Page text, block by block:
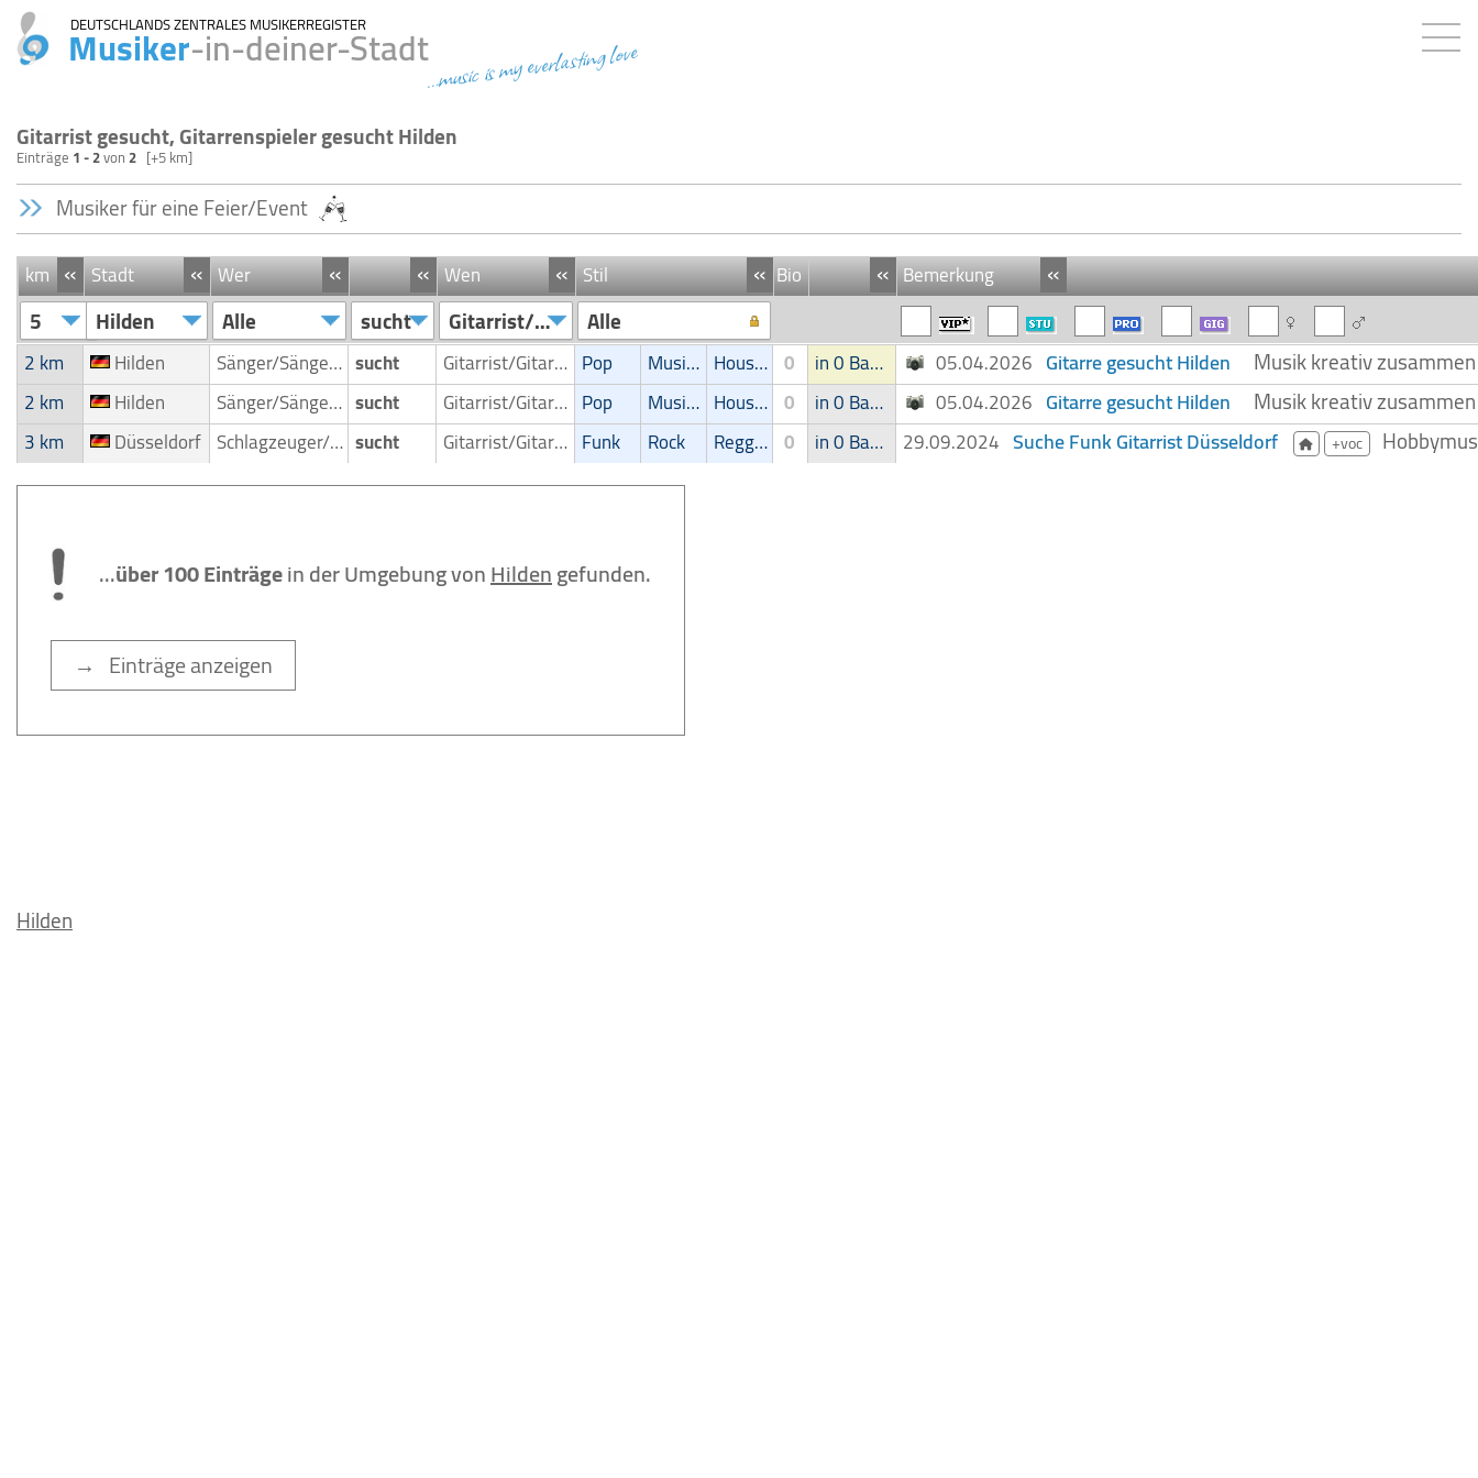
DEUTSCHLANDS ZENTRALES MUSIKERREGISTER
Musiker-in-deiner-Stadt...music is my everlasting love
Gitarrist gesucht, Gitarrenspieler gesucht Hilden
Einträge 1 - 2von2 [+5 km]
Musiker für eine Feier/Event
km « Stadt « Wer « « Wen « Stil « Bio « «
Bemerkung
5 Hilden Alle sucht Gitarrist/Gitarrenspieler Alle
2 km Hilden Sänger/Sängerin sucht Gitarrist/Gitarrenspieler Pop Musical House 0 in 0 Band 05.04.2026 Gitarre gesucht Hilden Musik kreativ
2 km Hilden Sänger/Sängerin sucht Gitarrist/Gitarrenspieler Pop Musical House 0 in 0 Band 05.04.2026 Gitarre gesucht Hilden Musik kreativ
3 km Düsseldorf Schlagzeuger/Drummer sucht Gitarrist/Gitarrenspieler Funk Rock Reggae 0 in 0 Band 29.09.2024 Suche Funk Gitarrist Düsseldorf +voc
...über 100 Einträgein der Umgebung vonHildengefunden.
→ Einträge anzeigen
Hilden